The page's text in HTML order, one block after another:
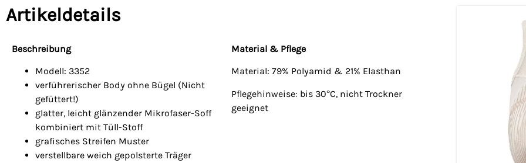
Artikeldetails
Beschreibung
Modell: 3352
verführerischer Body ohne Bügel (Nicht
gefüttert!)
glatter, leicht glänzender Mikrofaser-Soff
kombiniert mit Tüll-Stoff
grafisches Streifen Muster
verstellbare weich gepolsterte Träger
Material & Pflege
Material: 79% Polyamid & 21% Elasthan
Pflegehinweise: bis 30°C, nicht Trockner
geeignet